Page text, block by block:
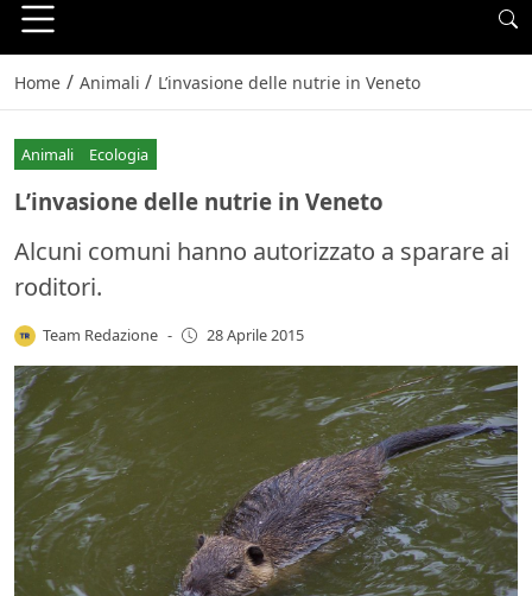
Home / Animali / L’invasione delle nutrie in Veneto
Animali Ecologia
L’invasione delle nutrie in Veneto
Alcuni comuni hanno autorizzato a sparare ai
roditori.
Team Redazione - 28 Aprile 2015